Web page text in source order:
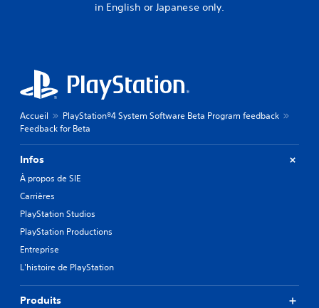
in English or Japanese only.
Accueil
PlayStation®4 System Software Beta Program feedback
Feedback for Beta
Infos
À propos de SIE
Carrières
PlayStation Studios
PlayStation Productions
Entreprise
L'histoire de PlayStation
Produits